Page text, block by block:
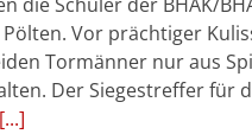
die Schüler der BHAK/
Vor prächtiger
Tormänner nur aus
Der Siegestreffer für
[...]